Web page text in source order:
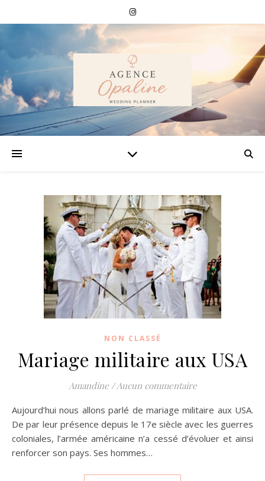
NON CLASSÉ
Mariage militaire aux USA
Amandine /Aucun commentaire
Aujourd’hui nous allons parlé de mariage militaire aux USA.
De par leur présence depuis le 17e siècle avec les guerres
coloniales, l’armée américaine n’a cessé d’évoluer et ainsi
renforcer son pays. Ses hommes…